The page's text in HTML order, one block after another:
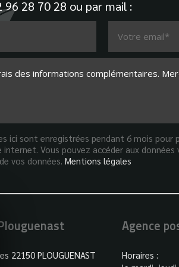
96 28 70 28 ou par mail :
ici sont enregistrées pendant 6 mois
Vous pouvez accéder aux
vos données. Mentions légales
22150 PLOUGUENAST
Agence
Horaires :